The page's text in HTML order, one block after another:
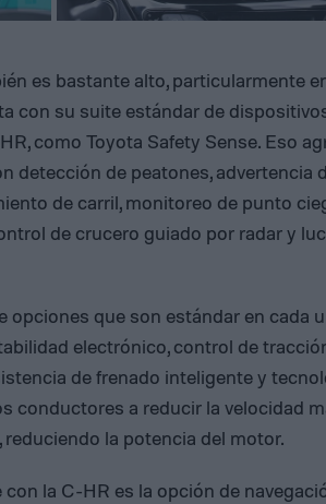
es bastante alto, particularmente
con su suite estándar de
como Toyota Safety Sense. Eso
detección de peatones, advertencia
de carril, monitoreo de punto
de crucero guiado por radar y
opciones que son estándar en cada
electrónico, control de
de frenado inteligente y
conductores a reducir la velocidad
la potencia del motor.
la C-HR es la opción de